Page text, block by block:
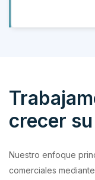
crecer
Nuestro enfoque
comerciales